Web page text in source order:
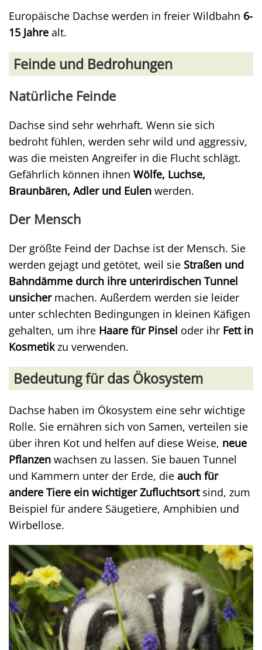
Europäische Dachse werden in freier Wildbahn 6-
15 Jahre alt.
Feinde und Bedrohungen
Natürliche Feinde
Dachse sind sehr wehrhaft. Wenn sie sich
bedroht fühlen, werden sehr wild und aggressiv,
was die meisten Angreifer in die Flucht schlägt.
Gefährlich können ihnen Wölfe, Luchse,
Braunbären, Adler und Eulen werden.
Der Mensch
Der größte Feind der Dachse ist der Mensch. Sie
werden gejagt und getötet, weil sie Straßen und
Bahndämme durch ihre unterirdischen Tunnel
unsichermachen. Außerdem werden sie leider
unter schlechten Bedingungen in kleinen Käfigen
gehalten, um ihre Haare für Pinsel oder ihr Fett in
Kosmetikzu verwenden.
Bedeutung für das Ökosystem
Dachse haben im Ökosystem eine sehr wichtige
Rolle. Sie ernähren sich von Samen, verteilen sie
über ihren Kot und helfen auf diese Weise, neue
Pflanzen wachsen zu lassen. Sie bauen Tunnel
und Kammern unter der Erde, die auch für
andere Tiere ein wichtiger Zufluchtsortsind, zum
Beispiel für andere Säugetiere, Amphibien und
Wirbellose.